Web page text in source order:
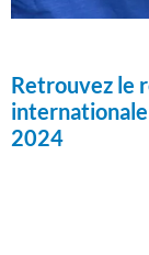
Retrouvez le
2024